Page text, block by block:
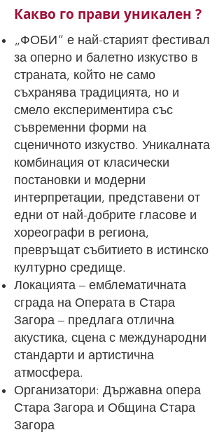
Какво го прави уникален ?
„ФОБИ“ е най-старият фестивал
за оперно и балетно изкуство в
страната, който не само
съхранява традицията, но и
смело експериментира със
съвременни форми на
сценичното изкуство. Уникалната
комбинация от класически
постановки и модерни
интерпретации, представени от
едни от най-добрите гласове и
хореографи в региона,
превръщат събитието в истинско
културно средище.
Локацията – емблематичната
сграда на Операта в Стара
Загора – предлага отлична
акустика, сцена с международни
стандарти и артистична
атмосфера.
Организатори: Държавна опера
Стара Загора и Община Стара
Загора